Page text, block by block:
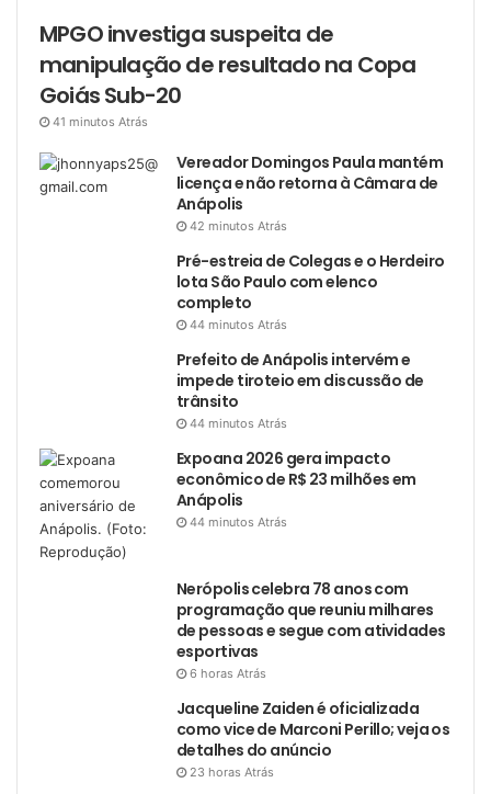
MPGO investiga suspeita de
manipulação de resultado na Copa
Goiás Sub-20
41 minutos Atrás
Vereador Domingos Paula mantém
licença e não retorna à Câmara de
Anápolis
42 minutos Atrás
Pré-estreia de Colegas e o Herdeiro
lota São Paulo com elenco
completo
44 minutos Atrás
Prefeito de Anápolis intervém e
impede tiroteio em discussão de
trânsito
44 minutos Atrás
Expoana 2026 gera impacto
econômico de R$ 23 milhões em
Anápolis
44 minutos Atrás
Nerópolis celebra 78 anos com
programação que reuniu milhares
de pessoas e segue com atividades
esportivas
6 horas Atrás
Jacqueline Zaiden é oficializada
como vice de Marconi Perillo; veja os
detalhes do anúncio
23 horas Atrás